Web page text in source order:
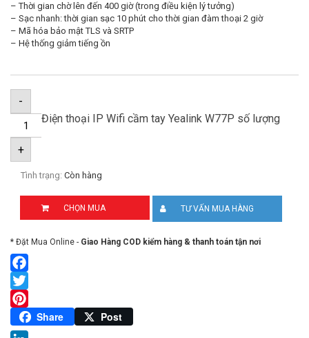
– Thời gian chờ lên đến 400 giờ (trong điều kiện lý tưởng)
– Sạc nhanh: thời gian sạc 10 phút cho thời gian đàm thoại 2 giờ
– Mã hóa bảo mật TLS và SRTP
– Hệ thống giảm tiếng ồn
-
Điện thoại IP Wifi cầm tay Yealink W77P số lượng
+
Tình trạng: Còn hàng
CHỌN MUA TƯ VẤN MUA HÀNG
* Đặt Mua Online - Giao Hàng COD kiểm hàng & thanh toán tận nơi
Facebook
Twitter
Pinterest
Share Post